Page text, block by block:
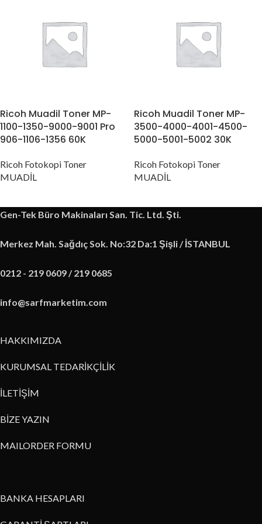
Ricoh Muadil Toner MP-
1100-1350-9000-9001 Pro
906-1106-1356 60K
Ricoh Fotokopi Toner
MUADİL
Ricoh Muadil Toner MP-
3500-4000-4001-4500-
5000-5001-5002 30K
Ricoh Fotokopi Toner
MUADİL
Gen-Tek Büro Makinaları San. Tic. Ltd. Şti.
Merkez Mah. Sağdıç Sok. No:32 Da:1 Şişli / İSTANBUL
0212 - 219 0609 / 219 0685
info@sarfmarketim.com
HAKKIMIZDA
KURUMSAL TEDARİKÇİLİK
İLETİŞİM
BİZE YAZIN
MAILORDER FORMU
BANKA HESAPLARI